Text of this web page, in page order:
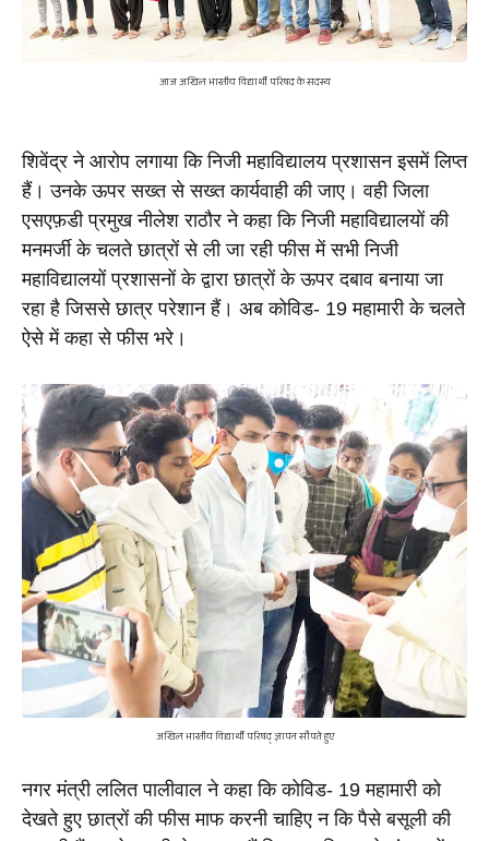
आज अखिल भारतीय विद्यार्थी परिषद के सदस्य
शिवेंद्र ने आरोप लगाया कि निजी महाविद्यालय प्रशासन इसमें लिप्त
हैं। उनके ऊपर सख्त से सख्त कार्यवाही की जाए। वही जिला
एसएफ़डी प्रमुख नीलेश राठौर ने कहा कि निजी महाविद्यालयों की
मनमर्जी के चलते छात्रों से ली जा रही फीस में सभी निजी
महाविद्यालयों प्रशासनों के द्वारा छात्रों के ऊपर दबाव बनाया जा
रहा है जिससे छात्र परेशान हैं। अब कोविड- 19 महामारी के चलते
ऐसे में कहा से फीस भरे।
अखिल भारतीय विद्यार्थी परिषद् ज्ञापन सौंपते हुए
नगर मंत्री ललित पालीवाल ने कहा कि कोविड- 19 महामारी को
देखते हुए छात्रों की फीस माफ करनी चाहिए न कि पैसे बसूली की